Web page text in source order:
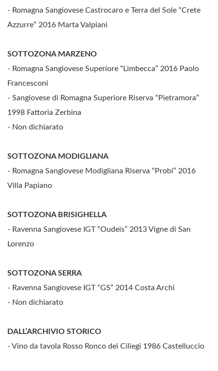
- Romagna Sangiovese Castrocaro e Terra del Sole “Crete
Azzurre” 2016 Marta Valpiani
SOTTOZONA MARZENO
- Romagna Sangiovese Superiore “Limbecca” 2016 Paolo
Francesconi
- Sangiovese di Romagna Superiore Riserva “Pietramora”
1998 Fattoria Zerbina
- Non dichiarato
SOTTOZONA MODIGLIANA
- Romagna Sangiovese Modigliana Riserva “Probi” 2016
Villa Papiano
SOTTOZONA BRISIGHELLA
- Ravenna Sangiovese IGT “Oudeis” 2013 Vigne di San
Lorenzo
SOTTOZONA SERRA
- Ravenna Sangiovese IGT “GS” 2014 Costa Archi
- Non dichiarato
DALL’ARCHIVIO STORICO
- Vino da tavola Rosso Ronco dei Ciliegi 1986 Castelluccio